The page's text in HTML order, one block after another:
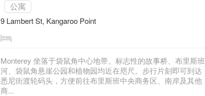
公寓
9 Lambert St, Kangaroo Point
Monterey 坐落于袋鼠角中心地带。标志性的故事桥、布里斯班
河、袋鼠角悬崖公园和植物园均近在咫尺。步行片刻即可到达
悉尼街渡轮码头，方便前往布里斯班中央商务区、南岸及其他
商...